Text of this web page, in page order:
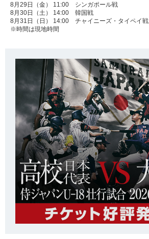
8月29日（金） 11:00 シンガポール戦
8月30日（土） 14:00 韓国戦
8月31日（日） 14:00 チャイニーズ・タイペイ戦
※時間は現地時間